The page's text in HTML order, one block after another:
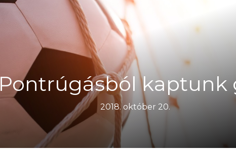
Pontrúgásból kaptunk
2018. október 20.